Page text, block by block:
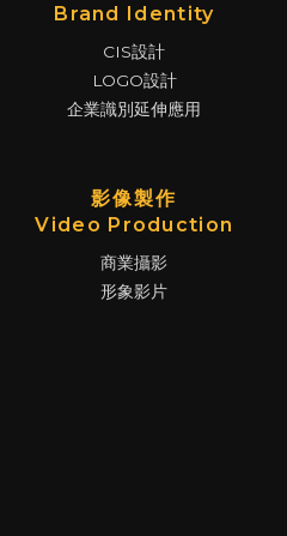
Brand Identity
CIS設計
LOGO設計
企業識別延伸應用
影像製作
Video Production
商業攝影
形象影片